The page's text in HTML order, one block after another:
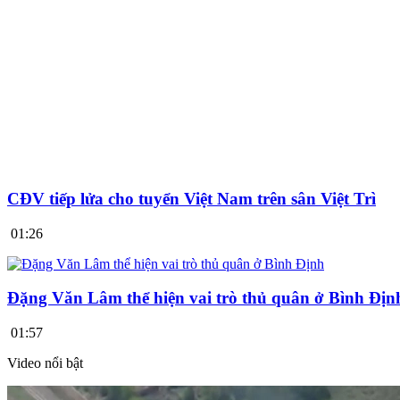
CĐV tiếp lửa cho tuyển Việt Nam trên sân Việt Trì
01:26
Đặng Văn Lâm thể hiện vai trò thủ quân ở Bình
01:57
Video nổi bật